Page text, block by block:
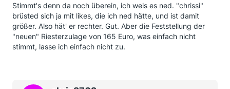
Stimmt's denn da noch überein, ich weis es ned. "chrissi"
brüsted sich ja mit likes, die ich ned hätte, und ist damit
größer. Also hät' er rechter. Gut. Aber die Feststellung der
"neuen" Riesterzulage von 165 Euro, was einfach nicht
stimmt, lasse ich einfach nicht zu.